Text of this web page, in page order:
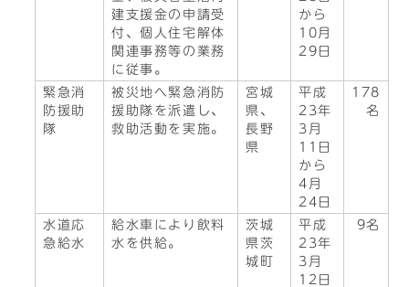
建支援金の申請受
付、個人住宅解体
関連事務等の業務
に従事。
から
10月
29日
緊急消
防援助
隊
被災地へ緊急消防
援助隊を派遣し、
救助活動を実施。
宮城
県、
長野
県
平成
23年
3月
11日
から
4月
24日
178
名
水道応
急給水
給水車により飲料
水を供給。
茨城
県茨
城町
平成
23年
3月
12日
9名